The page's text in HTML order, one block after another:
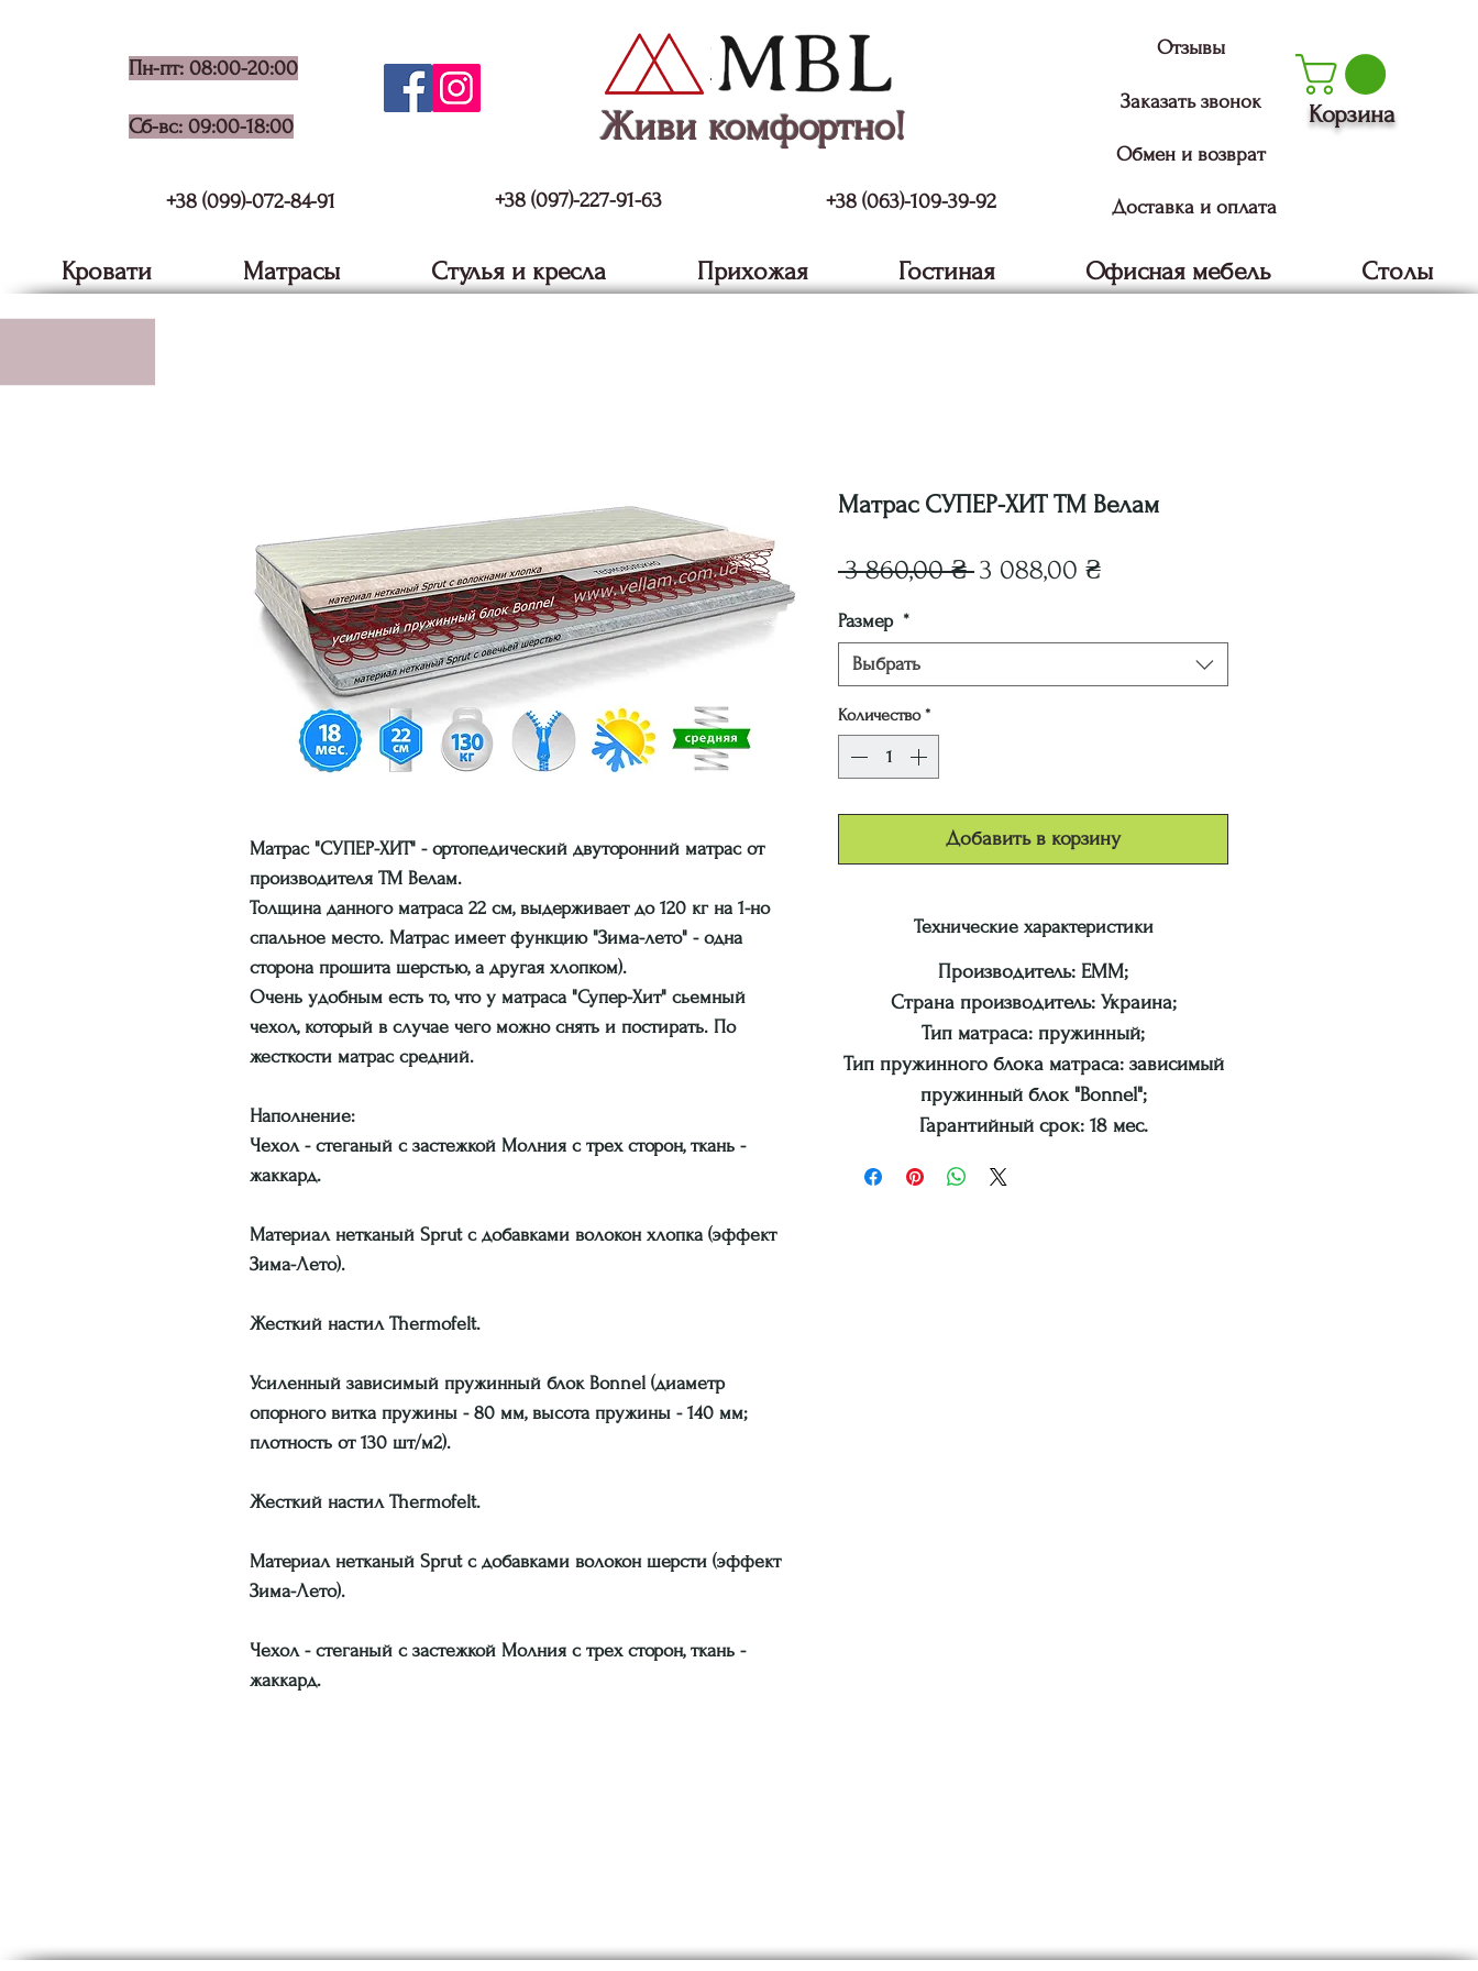
Пн-пт: 08:00-20:00
Сб-вс: 09:00-18:00 Живи комфортно!
Отзывы
Заказать звонок
Обмен и возврат
Корзина
+38 (099)-072-84-91 +38 (097)-227-91-63 +38 (063)-109-39-92 Доставка и оплата
Кровати Матрасы Стулья и кресла Прихожая Гостиная Офисная мебель Столы
Матрас "СУПЕР-ХИТ" - ортопедический двуторонний матрас от
производителя ТМ Велам.
Толщина данного матраса 22 см, выдерживает до 120 кг на 1-но
спальное место. Матрас имеет функцию "Зима-лето" - одна
сторона прошита шерстью, а другая хлопком).
Очень удобным есть то, что у матраса "Супер-Хит" сьемный
чехол, который в случае чего можно снять и постирать. По
жесткости матрас средний.
Наполнение:
Чехол - стеганый с застежкой Молния с трех сторон, ткань -
жаккард.
Материал нетканый Sprut с добавками волокон хлопка (эффект
Зима-Лето).
Жесткий настил Thermofelt.
Усиленный зависимый пружинный блок Bonnel (диаметр
опорного витка пружины - 80 мм, высота пружины - 140 мм;
плотность от 130 шт/м2).
Жесткий настил Thermofelt.
Материал нетканый Sprut с добавками волокон шерсти (эффект
Зима-Лето).
Чехол - стеганый с застежкой Молния с трех сторон, ткань -
жаккард.
Матрас СУПЕР-ХИТ ТМ Велам
3 860,00 ₴ Обычная
3 088,00 ₴Спеццена
Размер *
Выбрать
Количество *
Добавить в корзину
Технические характеристики
Производитель: ЕММ;
Страна производитель: Украина;
Тип матраса: пружинный;
Тип пружинного блока матраса: зависимый
пружинный блок "Вonnel";
Гарантийный срок: 18 мес.